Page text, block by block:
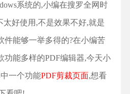
系统的,小编在搜罗全网时
太好使用,不是效果不好,就是
件能够一举多得的?在小编苦
功能多样的PDF编辑器,今天小
一个功能PDF剪裁页面,想看